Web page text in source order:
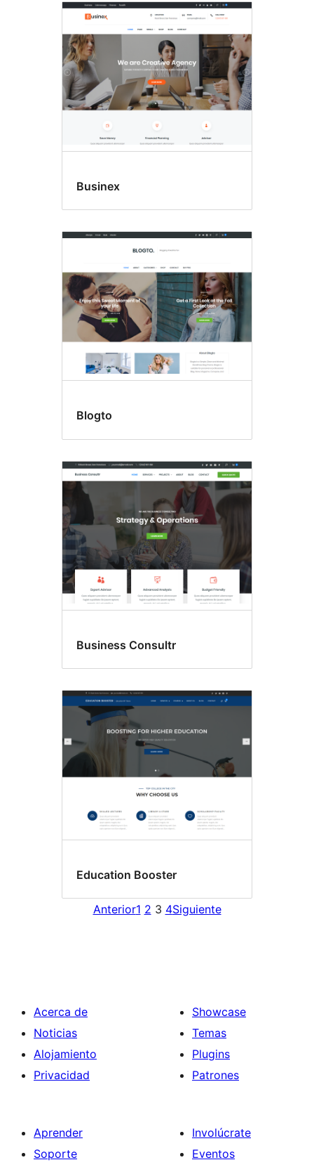
Businex
Blogto
Business Consultr
Education Booster
Anterior1 2 3 4Siguiente
Acerca de
Noticias
Alojamiento
Privacidad
Showcase
Temas
Plugins
Patrones
Aprender
Soporte
Involúcrate
Eventos